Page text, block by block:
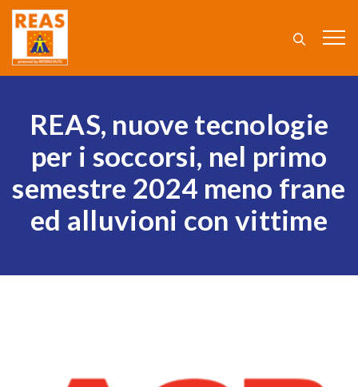
REAS, nuove tecnologie
per i soccorsi, nel primo
semestre 2024 meno frane
ed alluvioni con vittime